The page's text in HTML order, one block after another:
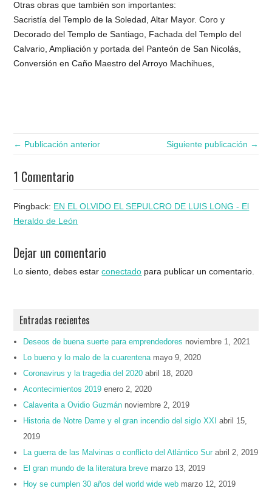
Otras obras que también son importantes:
Sacristía del Templo de la Soledad, Altar Mayor. Coro y
Decorado del Templo de Santiago, Fachada del Templo del
Calvario, Ampliación y portada del Panteón de San Nicolás,
Conversión en Caño Maestro del Arroyo Machihues,
← Publicación anterior Siguiente publicación →
1 Comentario
Pingback: EN EL OLVIDO EL SEPULCRO DE LUIS LONG - El
Heraldo de León
Dejar un comentario
Lo siento, debes estarconectado para publicar un comentario.
Entradas recientes
Deseos de buena suerte para emprendedores noviembre 1, 2021
Lo bueno y lo malo de la cuarentena mayo 9, 2020
Coronavirus y la tragedia del 2020 abril 18, 2020
Acontecimientos 2019 enero 2, 2020
Calaverita a Ovidio Guzmán noviembre 2, 2019
Historia de Notre Dame y el gran incendio del siglo XXI
abril 15,
2019
La guerra de las Malvinas o conflicto del Atlántico Sur abril 2, 2019
El gran mundo de la literatura breve marzo 13, 2019
Hoy se cumplen 30 años del world wide web marzo 12, 2019